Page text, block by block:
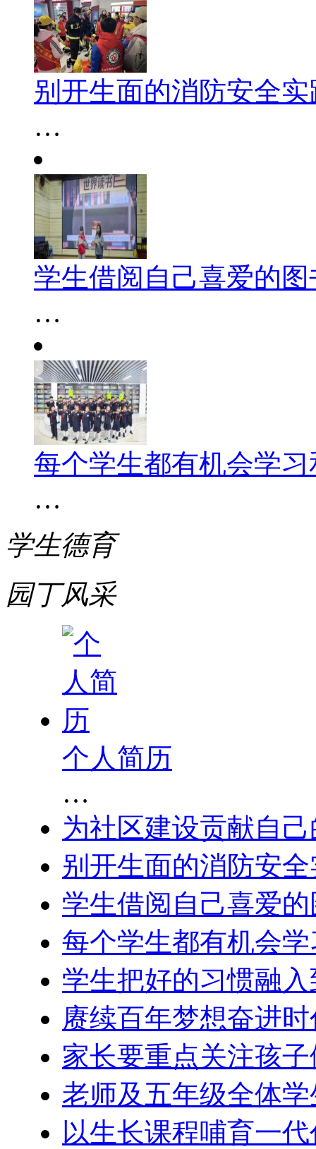
别开生面的消防安全实
…
学生借阅自己喜爱的图
…
每个学生都有机会学习
…
学生德育
园丁风采
个人简历
…
为社区建设贡献自
别开生面的消防安
学生借阅自己喜爱
每个学生都有机会
学生把好的习惯融
赓续百年梦想奋进
家长要重点关注孩
老师及五年级全体
以生长课程哺育一